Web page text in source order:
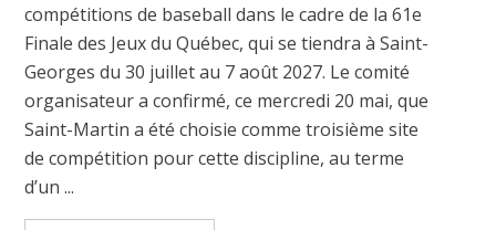
compétitions de baseball dans le cadre de la 61e
Finale des Jeux du Québec, qui se tiendra à Saint-
Georges du 30 juillet au 7 août 2027. Le comité
organisateur a confirmé, ce mercredi 20 mai, que
Saint-Martin a été choisie comme troisième site
de compétition pour cette discipline, au terme
d’un ...